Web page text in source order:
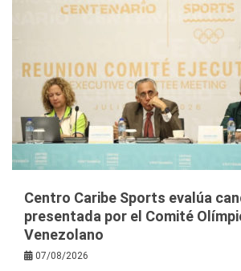
Centro Caribe Sports evalúa
presentada por el Comité
Venezolano
07/08/2026